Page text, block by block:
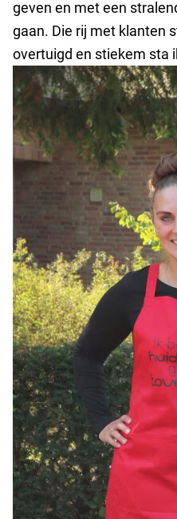
geven en met een
gaan. Die rij met klanten
overtuigd en stiekem sta